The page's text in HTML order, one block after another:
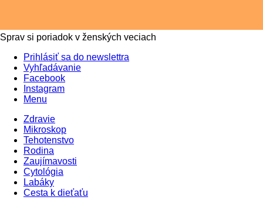
Sprav si poriadok v ženských veciach
Prihlásiť sa do newslettra
Vyhľadávanie
Facebook
Instagram
Menu
Zdravie
Mikroskop
Tehotenstvo
Rodina
Zaujímavosti
Cytológia
Labáky
Cesta k dieťaťu